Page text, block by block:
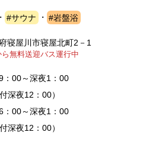
・ #サウナ ・ #岩盤浴
寝屋川市寝屋北町2－1
無料送迎バス運行中
：00～深夜1：00
深夜12：00）
：00～深夜1：00
深夜12：00）